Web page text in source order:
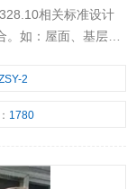
相关标准设计
如：屋面、基层、
。2
1780